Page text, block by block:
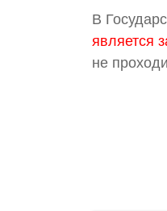
В
является
не